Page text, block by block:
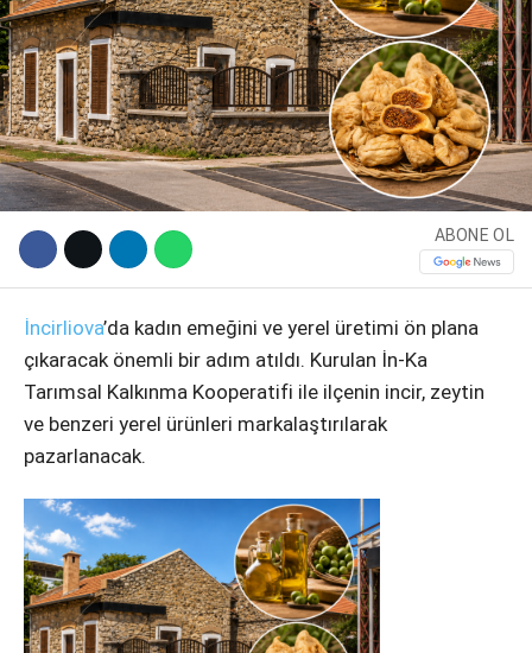
Facebook
Instagram
Youtube
ABONE OL
İncirliova’da kadın emeğini ve yerel üretimi ön plana
çıkaracak önemli bir adım atıldı. Kurulan İn-Ka
Tarımsal Kalkınma Kooperatifi ile ilçenin incir, zeytin
ve benzeri yerel ürünleri markalaştırılarak
pazarlanacak.